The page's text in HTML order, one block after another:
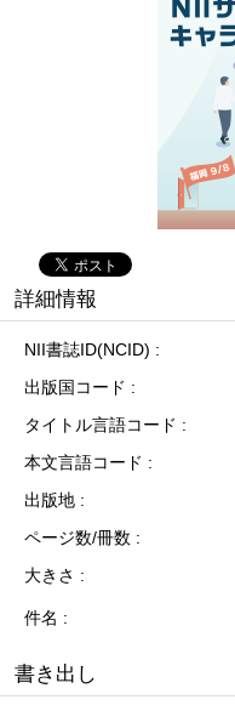
詳細情報
NII書誌ID(NCID)
出版国コード
タイトル言語コード
本文言語コード
出版地
ページ数/冊数
大きさ
件名
書き出し